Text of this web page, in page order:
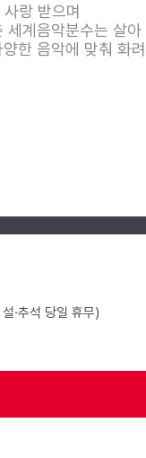
랑 받으며
계음악분수는 살
한 음악에 맞춰 화
·추석 당일 휴무)